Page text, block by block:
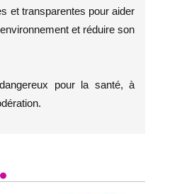
et transparentes pour aider
et réduire son
pour la santé, à